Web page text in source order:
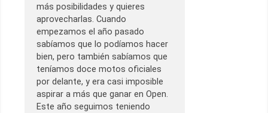
más posibilidades y quieres
aprovecharlas. Cuando
empezamos el año pasado
sabíamos que lo podíamos hacer
bien, pero también sabíamos que
teníamos doce motos oficiales
por delante, y era casi imposible
aspirar a más que ganar en Open.
Este año seguimos teniendo